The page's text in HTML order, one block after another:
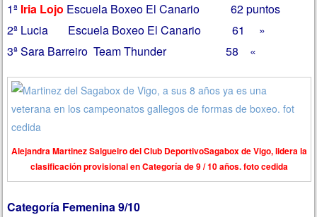
1ª Iria Lojo Escuela Boxeo El Canario 62 puntos
2ª Lucia Escuela Boxeo El Canario 61 »
3ª Sara Barreiro Team Thunder 58 «
Alejandra Martinez Salgueiro del Club DeportivoSagabox de Vigo, lidera la
clasificación provisional en Categoría de 9 / 10 años. foto cedida
Categoría Femenina 9/10